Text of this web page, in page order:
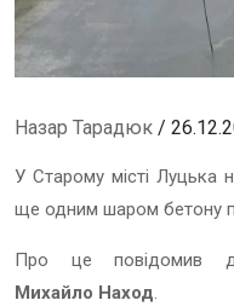
Назар Тарадюк /
У Старому місті Луцька
ще одним шаром бетону
Про це повідомив
Михайло Наход.